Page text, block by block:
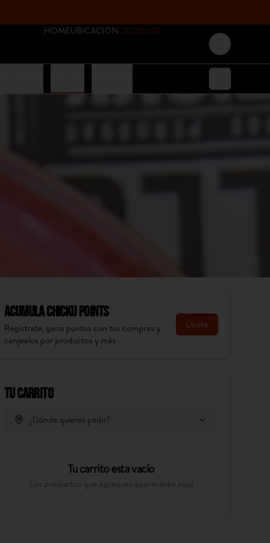
HOMEUBICACIÓNORDENAR
Login
AcumulaChicku Points
Regístrate, gana puntos con tus compras y
canjealos por productos y más
Únete
Tu Carrito
¿Dónde quieres pedir?
Tu carrito esta vacío
Los productos que agregues aparecerán aquí